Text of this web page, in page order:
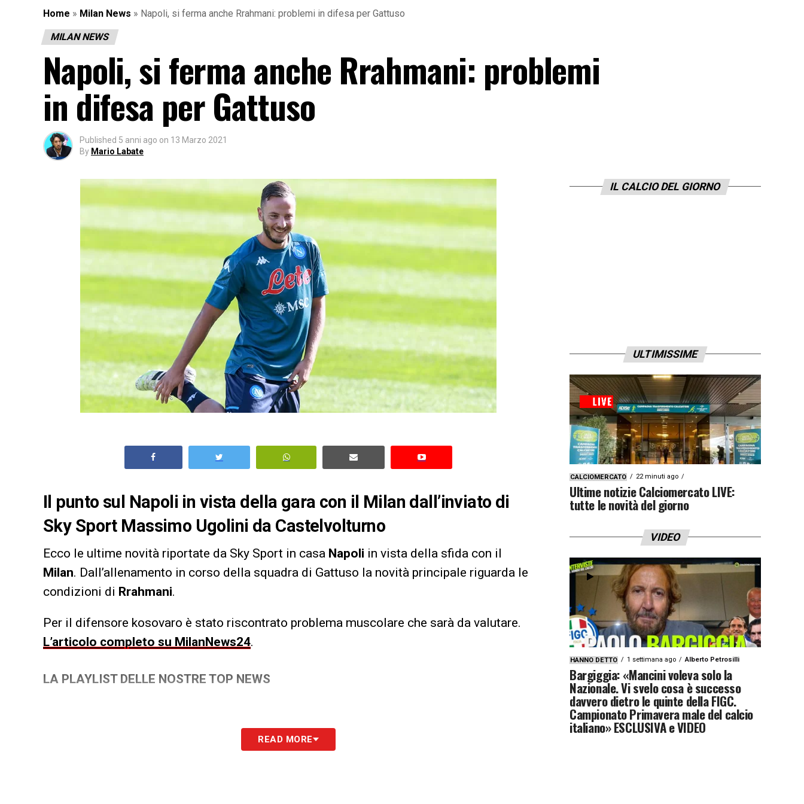
Home » Milan News » Napoli, si ferma anche Rrahmani: problemi in difesa per Gattuso
MILAN NEWS
Napoli, si ferma anche Rrahmani: problemi
in difesa per Gattuso
Published 5 anni ago on 13 Marzo 2021
By Mario Labate
Il punto sul Napoli in vista della gara con il Milan dall’inviato di
Sky Sport Massimo Ugolini da Castelvolturno
Ecco le ultime novità riportate da Sky Sport in casa Napoli in vista della sfida con il
Milan. Dall’allenamento in corso della squadra di Gattuso la novità principale riguarda le
condizioni di Rrahmani.
Per il difensore kosovaro è stato riscontrato problema muscolare che sarà da valutare.
L’articolo completo su MilanNews24.
LA PLAYLIST DELLE NOSTRE TOP NEWS
READ MORE
IL CALCIO DEL GIORNO
ULTIMISSIME
CALCIOMERCATO 22 minuti ago
Ultime notizie Calciomercato LIVE:
tutte le novità del giorno
VIDEO
HANNO DETTO 1 settimana ago Alberto Petrosilli
Bargiggia: «Mancini voleva solo la
Nazionale. Vi svelo cosa è successo
davvero dietro le quinte della FIGC.
Campionato Primavera male del calcio
italiano» ESCLUSIVA e VIDEO